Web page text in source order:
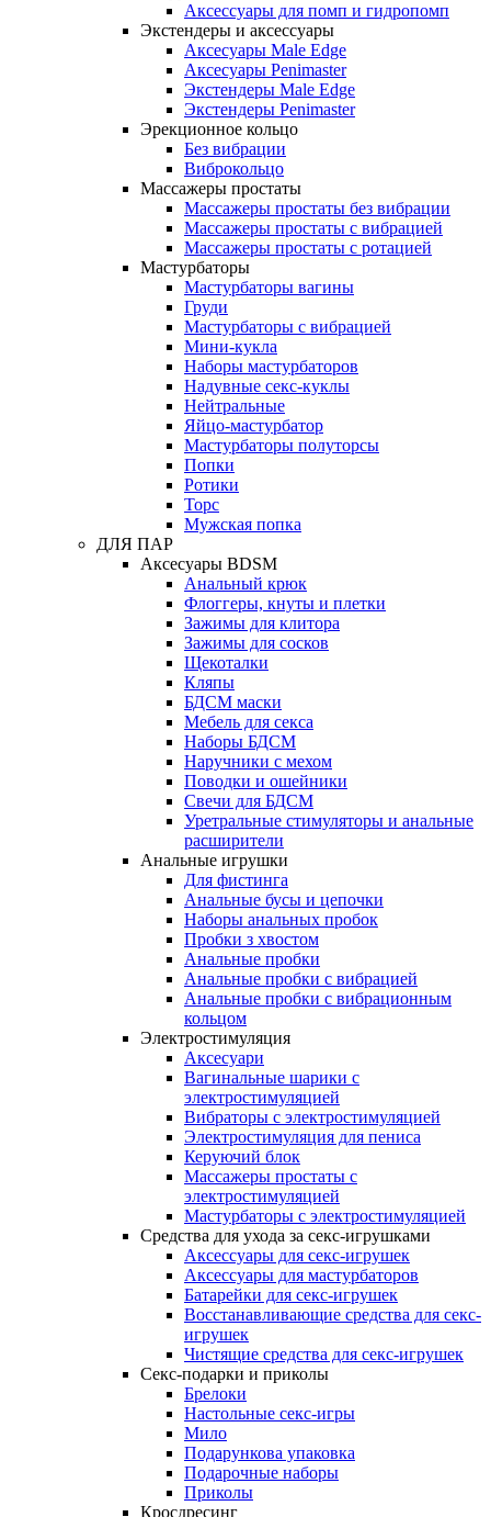
Аксессуары для помп и гидропомп
Экстендеры и аксессуары
Аксесуары Male Edge
Аксесуары Penimaster
Экстендеры Male Edge
Экстендеры Penimaster
Эрекционное кольцо
Без вибрации
Виброкольцо
Массажеры простаты
Массажеры простаты без вибрации
Массажеры простаты с вибрацией
Массажеры простаты с ротацией
Мастурбаторы
Мастурбаторы вагины
Груди
Мастурбаторы с вибрацией
Мини-кукла
Наборы мастурбаторов
Надувные секс-куклы
Нейтральные
Яйцо-мастурбатор
Мастурбаторы полуторсы
Попки
Ротики
Торс
Мужская попка
ДЛЯ ПАР
Аксесуары BDSM
Анальный крюк
Флоггеры, кнуты и плетки
Зажимы для клитора
Зажимы для сосков
Щекоталки
Кляпы
БДСМ маски
Мебель для секса
Наборы БДСМ
Наручники с мехом
Поводки и ошейники
Свечи для БДСМ
Уретральные стимуляторы и анальные
расширители
Анальные игрушки
Для фистинга
Анальные бусы и цепочки
Наборы анальных пробок
Пробки з хвостом
Анальные пробки
Анальные пробки с вибрацией
Анальные пробки с вибрационным
кольцом
Электростимуляция
Аксесуари
Вагинальные шарики с
электростимуляцией
Вибраторы с электростимуляцией
Электростимуляция для пениса
Керуючий блок
Массажеры простаты с
электростимуляцией
Мастурбаторы с электростимуляцией
Средства для ухода за секс-игрушками
Аксессуары для секс-игрушек
Аксессуары для мастурбаторов
Батарейки для секс-игрушек
Восстанавливающие средства для секс-
игрушек
Чистящие средства для секс-игрушек
Секс-подарки и приколы
Брелоки
Настольные секс-игры
Мило
Подарункова упаковка
Подарочные наборы
Приколы
Кросдресинг